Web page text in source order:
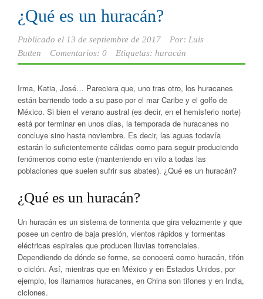
¿Qué es un huracán?
Publicado el 13 de septiembre de 2017 Por: Luis
Butten
Comentarios: 0 Etiquetas: huracán
Irma, Katia, José… Pareciera que, uno tras otro, los huracanes
están barriendo todo a su paso por el mar Caribe y el golfo de
México. Si bien el verano austral (es decir, en el hemisferio norte)
está por terminar en unos días, la temporada de huracanes no
concluye sino hasta noviembre. Es decir, las aguas todavía
estarán lo suficientemente cálidas como para seguir produciendo
fenómenos como este (manteniendo en vilo a todas las
poblaciones que suelen sufrir sus abates). ¿Qué es un huracán?
¿Qué es un huracán?
Un huracán es un sistema de tormenta que gira velozmente y que
posee un centro de baja presión, vientos rápidos y tormentas
eléctricas espirales que producen lluvias torrenciales.
Dependiendo de dónde se forme, se conocerá como huracán, tifón
o ciclón. Así, mientras que en México y en Estados Unidos, por
ejemplo, los llamamos huracanes, en China son tifones y en India,
ciclones.